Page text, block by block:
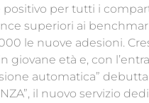
positivo per tutti i
superiori ai
le nuove adesioni.
giovane età e, con
automatica” debutta
il nuovo servizio